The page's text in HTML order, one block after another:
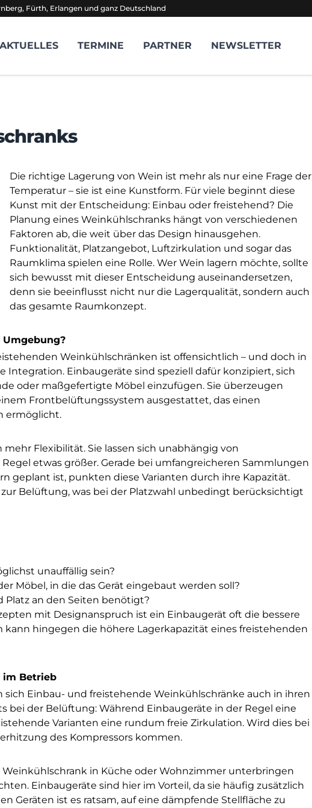
Fürth, Erlangen und ganz Deutschland
AKTUELLES TERMINE PARTNER NEWSLETTER
Die richtige Lagerung von Wein ist mehr als nur eine Frage der
Temperatur – sie ist eine Kunstform. Für viele beginnt diese
Kunst mit der Entscheidung: Einbau oder freistehend? Die
Planung eines Weinkühlschranks hängt von verschiedenen
Faktoren ab, die weit über das Design hinausgehen.
Funktionalität, Platzangebot, Luftzirkulation und sogar das
Raumklima spielen eine Rolle. Wer Wein lagern möchte, sollte
sich bewusst mit dieser Entscheidung auseinandersetzen,
denn sie beeinflusst nicht nur die Lagerqualität, sondern auch
das gesamte Raumkonzept.
Weinkühlschränken ist offensichtlich – und doch in
Einbaugeräte sind speziell dafür konzipiert, sich
oder maßgefertigte Möbel einzufügen. Sie überzeugen
Frontbelüftungssystem ausgestattet, das einen
ermöglicht.
Flexibilität. Sie lassen sich unabhängig von
etwas größer. Gerade bei umfangreicheren Sammlungen
geplant ist, punkten diese Varianten durch ihre Kapazität.
Belüftung, was bei der Platzwahl unbedingt berücksichtigt
unauffällig sein?
Möbel, in die das Gerät eingebaut werden soll?
Platz an den Seiten benötigt?
mit Designanspruch ist ein Einbaugerät oft die bessere
kann hingegen die höhere Lagerkapazität eines freistehenden
im Betrieb
Einbau- und freistehende Weinkühlschränke auch in ihren
bei der Belüftung: Während Einbaugeräte in der Regel eine
Varianten eine rundum freie Zirkulation. Wird dies bei
des Kompressors kommen.
in Küche oder Wohnzimmer unterbringen
Einbaugeräte sind hier im Vorteil, da sie häufig zusätzlich
Geräten ist es ratsam, auf eine dämpfende Stellfläche zu